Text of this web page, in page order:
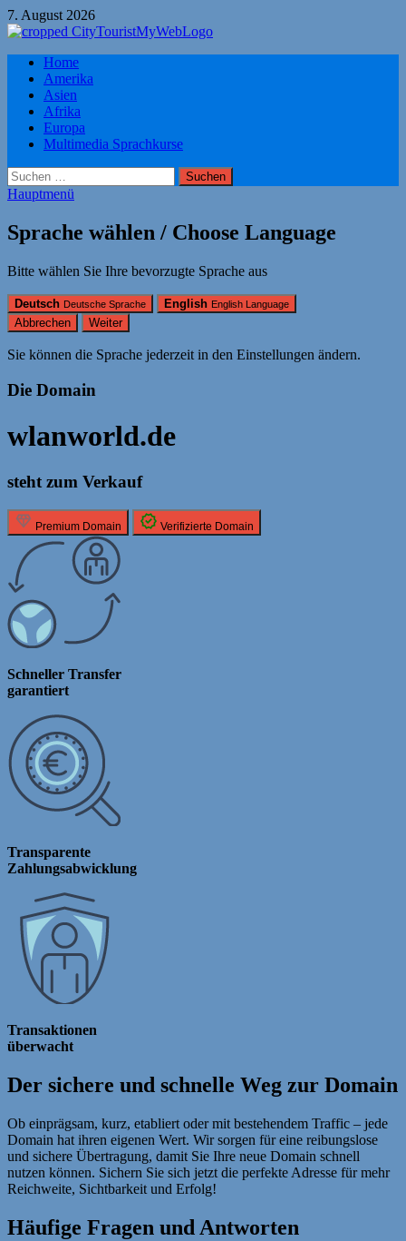
Zum
Inhalt
7. August 2026
Citytourist Reise Tipps
Urlaub, Ferien, Flüge, Freizeit, Reise
Home
Amerika
Asien
Afrika
Europa
Multimedia Sprachkurse
Suchen
nach:
Hauptmenü
Sprache wählen / Choose Language
Bitte wählen Sie Ihre bevorzugte Sprache aus
Deutsch Deutsche Sprache English English Language
Abbrechen Weiter
Sie können die Sprache jederzeit in den Einstellungen ändern.
Die Domain
wlanworld.de
steht zum Verkauf
Premium Domain Verifizierte Domain
Schneller Transfer
garantiert
Transparente
Zahlungsabwicklung
Transaktionen
überwacht
Der sichere und schnelle Weg zur Domain
Ob einprägsam, kurz, etabliert oder mit bestehendem Traffic – jede
Domain hat ihren eigenen Wert. Wir sorgen für eine reibungslose
und sichere Übertragung, damit Sie Ihre neue Domain schnell
nutzen können. Sichern Sie sich jetzt die perfekte Adresse für mehr
Reichweite, Sichtbarkeit und Erfolg!
Häufige Fragen und Antworten